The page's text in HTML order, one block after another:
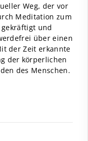
Weg, der vor
Meditation zum
und
über einen
der Zeit erkannte
der körperlichen
des Menschen.